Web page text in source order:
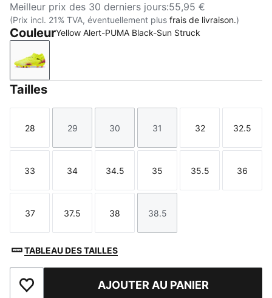
Meilleur prix des 30 derniers jours:55,95 €
(Prix incl. 21% TVA, éventuellement plus frais de livraison.)
CouleurYellow Alert-PUMA Black-Sun Struck
Yellow Alert-PUMA Black-Sun Struck
Tailles
Taille
28
Taille
29
Taille
30
Taille
31
Taille
32
Taille
32.5
Taille
33
Taille
34
Taille
34.5
Taille
35
Taille
35.5
Taille
36
Taille
37
Taille
37.5
Taille
38
Taille
38.5
TABLEAU DES TAILLES
Ajouter aux favorisAJOUTER AU PANIER